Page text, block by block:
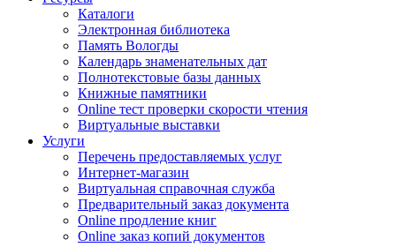
Каталоги
Электронная библиотека
Память Вологды
Календарь знаменательных дат
Полнотекстовые базы данных
Книжные памятники
Online тест проверки скорости чтения
Виртуальные выставки
Услуги
Перечень предоставляемых услуг
Интернет-магазин
Виртуальная справочная служба
Предварительный заказ документа
Online продление книг
Online заказ копий документов